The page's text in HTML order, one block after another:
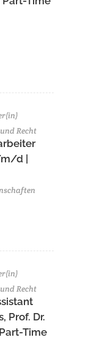
Recht
m/d |
Recht
Prof. Dr.
Time